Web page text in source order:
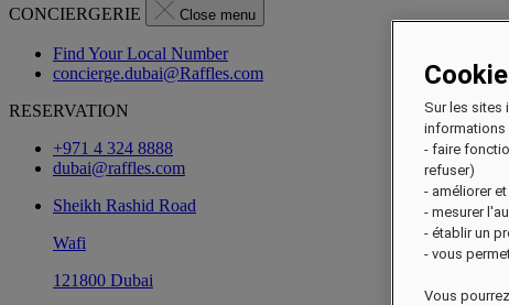
CONCIERGERIE Close menu
Find Your Local Number
concierge.dubai@Raffles.com
RESERVATION
+971 4 324 8888
dubai@raffles.com
Sheikh Rashid Road
Wafi
121800 Dubai
Sur les sites
informations
- faire
refuser)
- améliorer
- mesurer
- établir un
- vous
Vous